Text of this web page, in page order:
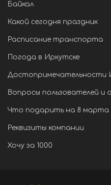
Байкал
Какой сегодня праздник
Расписание транспорта
Погода в Иркутске
Достопримечательности
Вопросы пользователей
Что подарить на 8 марта
Реквизиты компании
Хочу за 1000